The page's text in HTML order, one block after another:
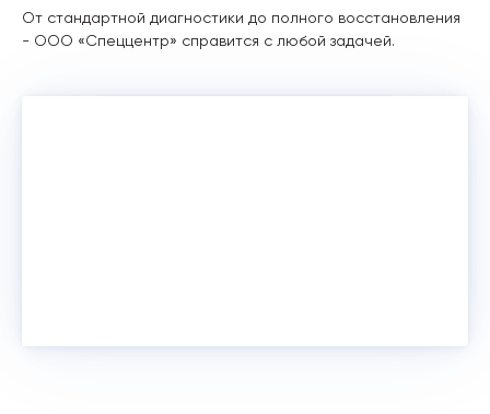
От стандартной диагностики до полного восстановления
- ООО «Спеццентр» справится с любой задачей.